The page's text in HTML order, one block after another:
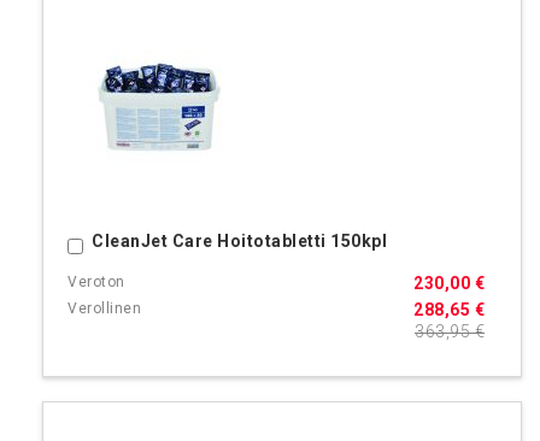
CleanJet Care Hoitotabletti 150kpl
288,65 €
230,00 €
363,95 €
Ostoskoriin